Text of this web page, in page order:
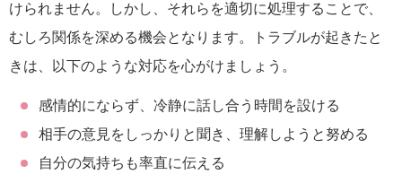
けられません。しかし、それらを適切に処理することで、
むしろ関係を深める機会となります。トラブルが起きたと
きは、以下のような対応を心がけましょう。
感情的にならず、冷静に話し合う時間を設ける
相手の意見をしっかりと聞き、理解しようと努める
自分の気持ちも率直に伝える